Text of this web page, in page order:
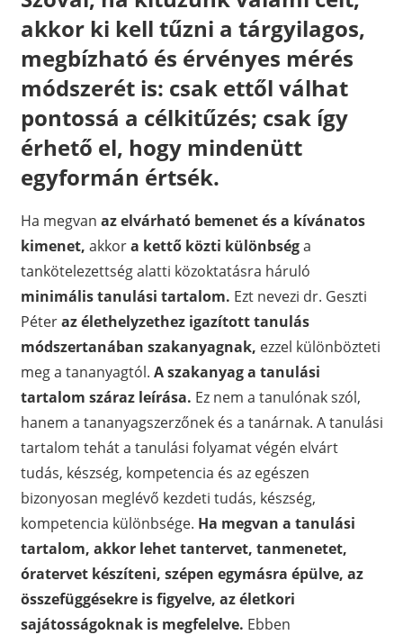
akkor ki kell tűzni a tárgyilagos,
megbízható és érvényes mérés
módszerét is: csak ettől válhat
pontossá a célkitűzés; csak így
érhető el, hogy mindenütt
egyformán értsék.
Ha megvan az elvárható bemenet és a kívánatos
kimenet, akkora kettő közti különbséga
tankötelezettség alatti közoktatásra háruló
minimális tanulási tartalom. Ezt nevezi dr. Geszti
Péteraz élethelyzethez igazított tanulás
módszertanában szakanyagnak, ezzel különbözteti
meg a tananyagtól. A szakanyag a tanulási
tartalom száraz leírása. Ez nem a tanulónak szól,
hanem a tananyagszerzőnek és a tanárnak. A tanulási
tartalom tehát a tanulási folyamat végén elvárt
tudás, készség, kompetencia és az egészen
bizonyosan meglévő kezdeti tudás, készség,
kompetencia különbsége. Ha megvan a tanulási
tartalom, akkor lehet tantervet, tanmenetet,
óratervet készíteni, szépen egymásra épülve, az
összefüggésekre is figyelve, az életkori
sajátosságoknak is megfelelve. Ebben